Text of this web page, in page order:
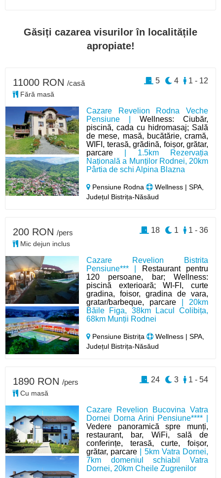
Găsiți cazarea visurilor în localitățile
apropiate!
Cazare Revelion Rodna Veche
Pensiune |Wellness: Ciubăr,
piscină, cada cu hidromasaj; Sală
de mese, masă, bucătărie, cramă,
WIFI, terasă, grădină, foișor, grătar,
parcare | 1.5km Rezervația
Națională a Munților Rodnei, 20km
Pârtia de schi Alpina Blazna
Pensiune Rodna
Wellness | SPA,
Județul Bistrița-Năsăud
11000 RON /casă
Fără masă
1 - 12
4
5
Cazare Revelion Bistrita
Pensiune*** |
Restaurant pentru
120 persoane, bar; Wellness:
piscină exterioară; WI-FI, curte
gradina, foisor, gradina de vara,
gratar/barbeque, parcare | 20km
Băile Figa, 38km Lacul Colibița,
68km Munții Rodnei
Pensiune Bistrița
Wellness | SPA,
Județul Bistrița-Năsăud
200 RON /pers
Mic dejun inclus
1 - 36
1
18
Cazare Revelion Bucovina Vatra
Dornei Dorna Arini Pensiune**** |
Vedere panoramică spre munți,
restaurant, bar, WiFi, sală de
conferințe, terasă, curte, foișor,
grătar, parcare | 5km Vatra Dornei,
7km domeniul schiabil Vatra
Dornei, 20km Cheile Zugrenilor
1890 RON /pers
Cu masă
1 - 54
3
24